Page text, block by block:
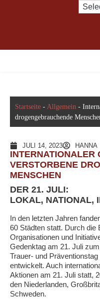
Startseite - Allgemein -
drogengebrauchende
JULI 14, 2023 HANNA
INTERNATIONALER
VERSTORBENE
MENSCHEN
DER 21. JULI:
LOKAL, NATIONAL,
In den letzten Jahren
60 Städten statt. Durch die
Organisationen und
Gedenktag am 21. Juli
Trauer- und
entwickelt. Auch
Aktionen am 21. Juli statt,
den Niederlanden,
Schweden.